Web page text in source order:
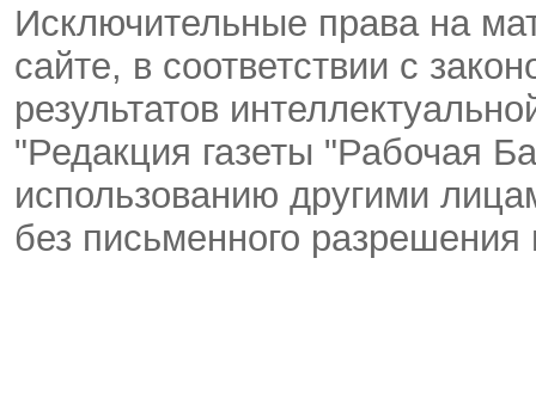
Исключительные права на
сайте, в соответствии с
результатов
"Редакция газеты "Рабочая
использованию другими
без письменного разрешения